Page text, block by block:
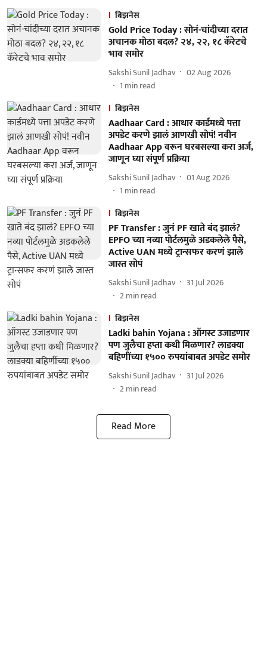
बिझनेस
Gold Price Today : सोनं-चांदीच्या दरात
अचानक मोठा बदल? २४, २२, १८ कॅरेटचे
भाव समोर
Sakshi Sunil Jadhav
02 Aug 2026
1 min read
बिझनेस
Aadhaar Card : आधार कार्डमध्ये पत्ता
अपडेट करणे झालं आणखी सोपं! नवीन
Aadhaar App वरून घरबसल्या करा अर्ज,
जाणून घ्या संपूर्ण प्रक्रिया
Sakshi Sunil Jadhav
01 Aug 2026
1 min read
बिझनेस
PF Transfer : जुनं PF खाते बंद झालं?
EPFO च्या नव्या पोर्टलमुळे अडकलेले पैसे,
Active UAN मध्ये ट्रान्सफर करणं झाले
जास्त सोपं
Sakshi Sunil Jadhav
31 Jul 2026
2min read
बिझनेस
Ladki bahin Yojana : ऑगस्ट उजाडणार
पण जुलैचा हप्ता कधी मिळणार? लाडक्या
बहिणींच्या १५०० रुपयांबाबत अपडेट समोर
Sakshi Sunil Jadhav
31 Jul 2026
2min read
Read More